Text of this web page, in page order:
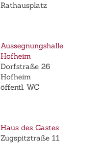
Rathausplatz
Aussegnungshalle
Hofheim
Dorfstraße 26
Hofheim
öffentl. WC
Haus des Gastes
Zugspitztraße 11